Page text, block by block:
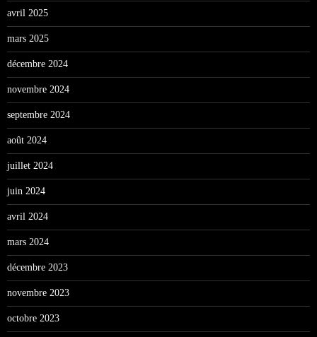
avril 2025
mars 2025
décembre 2024
novembre 2024
septembre 2024
août 2024
juillet 2024
juin 2024
avril 2024
mars 2024
décembre 2023
novembre 2023
octobre 2023